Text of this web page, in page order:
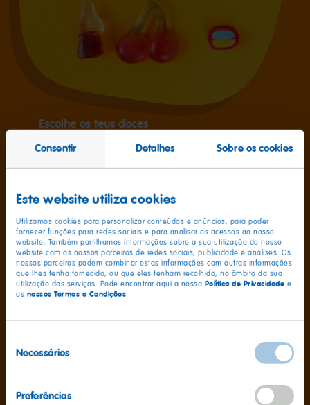
Consentir Detalhes Sobre os cookies
Este website utiliza cookies
Utilizamos cookies para personalizar conteúdos e anúncios, para poder
fornecer funções para redes sociais e para analisar os acessos ao nosso
website. Também partilhamos informações sobre a sua utilização do nosso
website com os nossos parceiros de redes sociais, publicidade e análises. Os
nossos parceiros podem combinar estas informações com outras informações
que lhes tenha fornecido, ou que eles tenham recolhido, no âmbito da sua
utilização dos serviços. Pode encontrar aqui a nossa Política de Privacidade e
os nossos Termos e Condições.
deNecessários
Preferências
Escolhe os teus doces
Junta-te à última tendência: Salada de doces!
doce e assustadora. O Goldbear recomenda :Osito
Bites, Berries, Tagada e Happy Cherries. É a melhor
combinação para uma deliciosa surpresa de
Halloween!